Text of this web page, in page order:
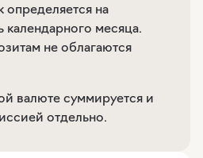
определяется на
календарного месяца.
не облагаются
валюте суммируется и
отдельно.